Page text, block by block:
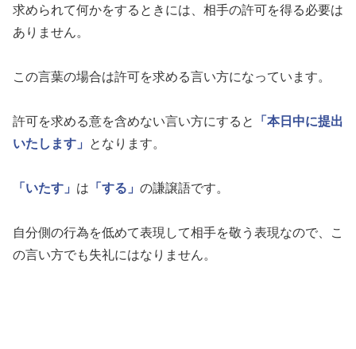
求められて何かをするときには、相手の許可を得る必要は
ありません。
この言葉の場合は許可を求める言い方になっています。
許可を求める意を含めない言い方にすると
「本日中に提出
いたします」
となります。
「いたす」 は 「する」 の謙譲語です。
自分側の行為を低めて表現して相手を敬う表現なので、こ
の言い方でも失礼にはなりません。